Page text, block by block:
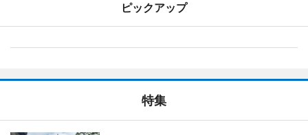
ピックアップ
特集